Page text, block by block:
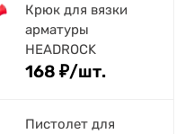
Крюк для вязки
арматуры
HEADROCK
168 ₽/шт.
Пистолет для